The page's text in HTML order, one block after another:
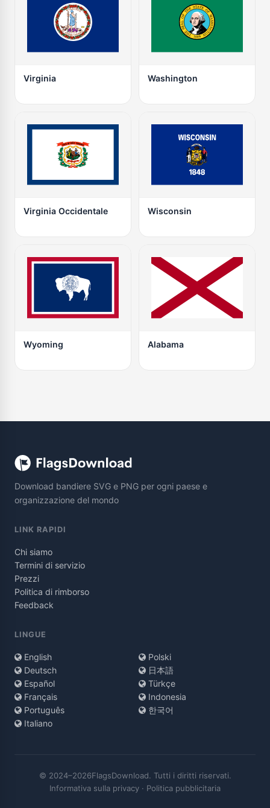
Virginia Washington
Virginia Occidentale Wisconsin
Wyoming Alabama
Download bandiere SVG e PNG per ogni paese e
organizzazione del mondo
LINK RAPIDI
Chi siamo
Termini di servizio
Prezzi
Politica di rimborso
Feedback
LINGUE
English
Deutsch
Español
Français
Português
Italiano
Polski
日本語
Türkçe
Indonesia
한국어
© 2024–2026FlagsDownload. Tutti i diritti riservati.
Informativa sulla privacy · Politica pubblicitaria